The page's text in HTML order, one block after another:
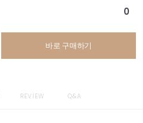
0
바로 구매하기
REVIEW Q&A